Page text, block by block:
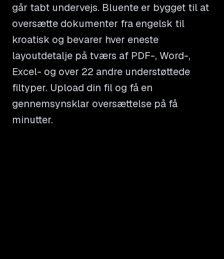
går tabt undervejs. Bluente er bygget til at
oversætte dokumenter fra engelsk til
kroatisk og bevarer hver eneste
layoutdetalje på tværs af PDF-, Word-,
Excel- og over 22 andre understøttede
filtyper. Upload din fil og få en
gennemsynsklar oversættelse på få
minutter.